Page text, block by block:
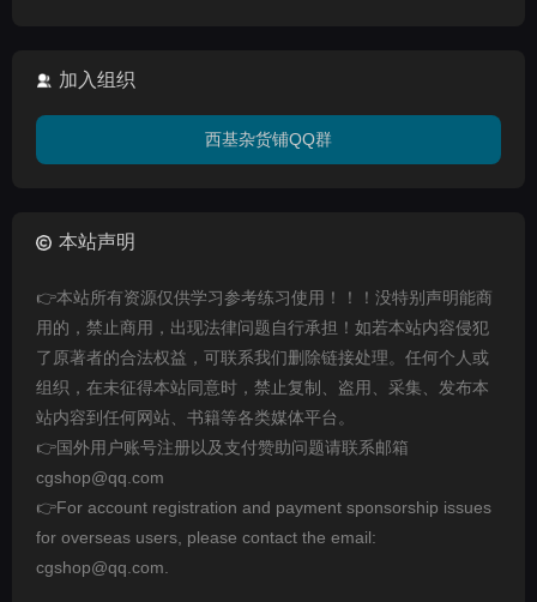
加入组织
西基杂货铺QQ群
本站声明
👉本站所有资源仅供学习参考练习使用！！！没特别声明能商
用的，禁止商用，出现法律问题自行承担！如若本站内容侵犯
了原著者的合法权益，可联系我们删除链接处理。任何个人或
组织，在未征得本站同意时，禁止复制、盗用、采集、发布本
站内容到任何网站、书籍等各类媒体平台。
👉国外用户账号注册以及支付赞助问题请联系邮箱
cgshop@qq.com
👉For account registration and payment sponsorship issues
for overseas users, please contact the email:
cgshop@qq.com.